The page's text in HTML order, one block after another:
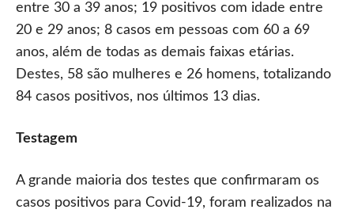
entre 30 a 39 anos; 19 positivos com idade entre
20 e 29 anos; 8 casos em pessoas com 60 a 69
anos, além de todas as demais faixas etárias.
Destes, 58 são mulheres e 26 homens, totalizando
84 casos positivos, nos últimos 13 dias.
Testagem
A grande maioria dos testes que confirmaram os
casos positivos para Covid-19, foram realizados na